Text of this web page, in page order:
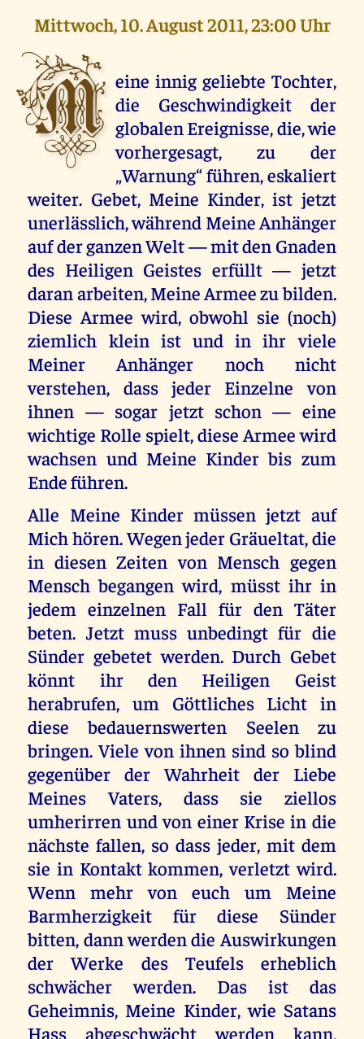
Mittwoch, 10. August 2011, 23:00 Uhr
M eine innig geliebte Tochter,
die Geschwindigkeit der
globalen Ereignisse, die, wie
vorhergesagt, zu der
„Warnung“ führen, eskaliert
weiter. Gebet, Meine Kinder, ist jetzt
unerlässlich, während Meine Anhänger
auf der ganzen Welt — mit den Gnaden
des Heiligen Geistes erfüllt — jetzt
daran arbeiten, Meine Armee zu bilden.
Diese Armee wird, obwohl sie (noch)
ziemlich klein ist und in ihr viele
Meiner Anhänger noch nicht
verstehen, dass jeder Einzelne von
ihnen — sogar jetzt schon — eine
wichtige Rolle spielt, diese Armee wird
wachsen und Meine Kinder bis zum
Ende führen.
Alle Meine Kinder müssen jetzt auf
Mich hören. Wegen jeder Gräueltat, die
in diesen Zeiten von Mensch gegen
Mensch begangen wird, müsst ihr in
jedem einzelnen Fall für den Täter
beten. Jetzt muss unbedingt für die
Sünder gebetet werden. Durch Gebet
könnt ihr den Heiligen Geist
herabrufen, um Göttliches Licht in
diese bedauernswerten Seelen zu
bringen. Viele von ihnen sind so blind
gegenüber der Wahrheit der Liebe
Meines Vaters, dass sie ziellos
umherirren und von einer Krise in die
nächste fallen, so dass jeder, mit dem
sie in Kontakt kommen, verletzt wird.
Wenn mehr von euch um Meine
Barmherzigkeit für diese Sünder
bitten, dann werden die Auswirkungen
der Werke des Teufels erheblich
schwächer werden. Das ist das
Geheimnis, Meine Kinder, wie Satans
Hass abgeschwächt werden kann,